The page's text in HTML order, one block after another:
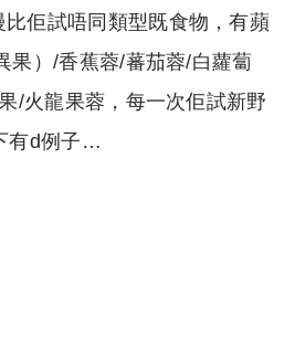
佢試唔同類型既食物，有蘋
果）/香蕉蓉/蕃茄蓉/白蘿蔔
/火龍果蓉，每一次佢試新野
有d例子…